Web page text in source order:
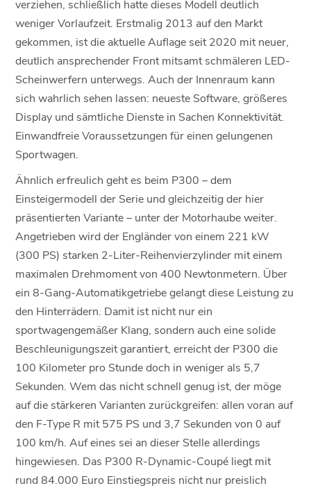
verziehen, schließlich hatte dieses Modell deutlich
weniger Vorlaufzeit. Erstmalig 2013 auf den Markt
gekommen, ist die aktuelle Auflage seit 2020 mit neuer,
deutlich ansprechender Front mitsamt schmäleren LED-
Scheinwerfern unterwegs. Auch der Innenraum kann
sich wahrlich sehen lassen: neueste Software, größeres
Display und sämtliche Dienste in Sachen Konnektivität.
Einwandfreie Voraussetzungen für einen gelungenen
Sportwagen.
Ähnlich erfreulich geht es beim P300 – dem
Einsteigermodell der Serie und gleichzeitig der hier
präsentierten Variante – unter der Motorhaube weiter.
Angetrieben wird der Engländer von einem 221 kW
(300 PS) starken 2-Liter-Reihenvierzylinder mit einem
maximalen Drehmoment von 400 Newtonmetern. Über
ein 8-Gang-Automatikgetriebe gelangt diese Leistung zu
den Hinterrädern. Damit ist nicht nur ein
sportwagengemäßer Klang, sondern auch eine solide
Beschleunigungszeit garantiert, erreicht der P300 die
100 Kilometer pro Stunde doch in weniger als 5,7
Sekunden. Wem das nicht schnell genug ist, der möge
auf die stärkeren Varianten zurückgreifen: allen voran auf
den F-Type R mit 575 PS und 3,7 Sekunden von 0 auf
100 km/h. Auf eines sei an dieser Stelle allerdings
hingewiesen. Das P300 R-Dynamic-Coupé liegt mit
rund 84.000 Euro Einstiegspreis nicht nur preislich